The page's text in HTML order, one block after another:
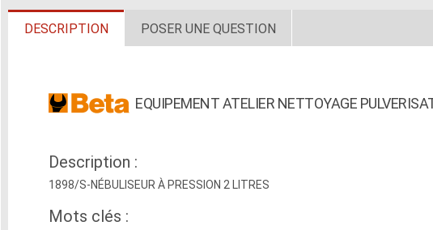
DESCRIPTION POSER UNE QUESTION
EQUIPEMENT ATELIER NETTOYAGE
Description :
1898/S-NÉBULISEUR À PRESSION 2 LITRES
Mots clés :